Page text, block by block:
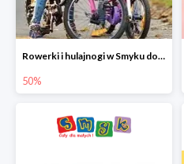
Rowerki i hulajnogi w Smyku do -50%
50%